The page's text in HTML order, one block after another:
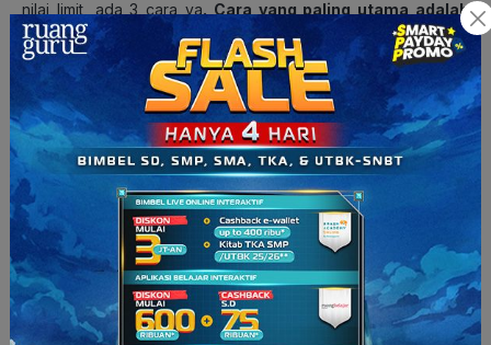
nilai limit, ada 3 cara ya. Cara yang paling utama adalah
cara substitusi, lalu cara faktorisasi, dan cara perkalian
sekawan.
Bahas satu per-satu, yuk!
1. Cara Substitusi
Cara substitusi ini adalah metode paling dasar. Biasanya
semua soal limit dikerjakan pake cara substitusi dulu. Nah,
kalau hasilnya nggak valid alias bentuk tak tentu, baru deh
pake cara lain.
Soal 1:
Tentukan nilai dari